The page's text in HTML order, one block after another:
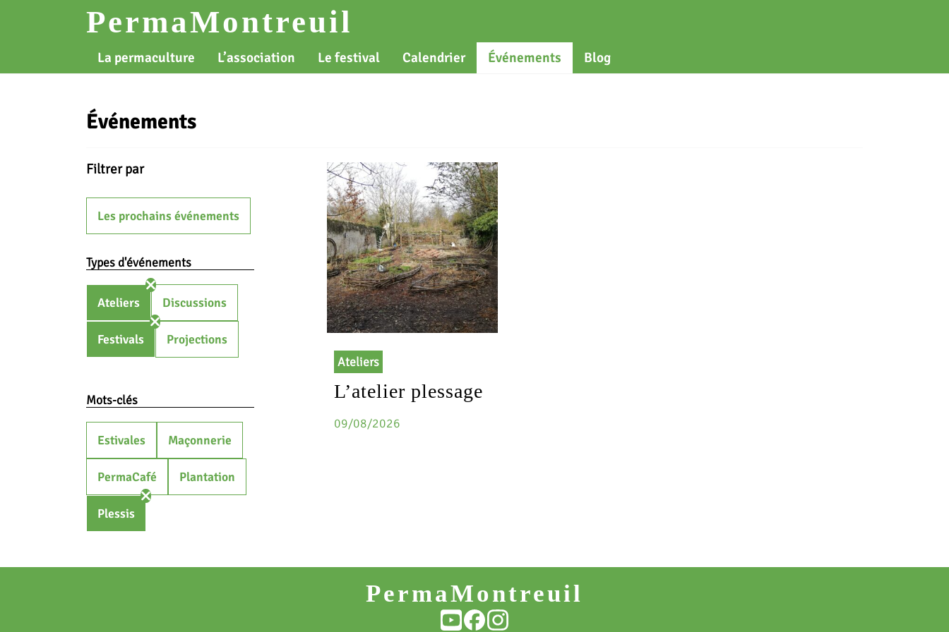
PermaMontreuil
La permaculture L’association Le festival Calendrier Événements Blog
Événements
Filtrer par
Les prochains événements
Types d'événements
Ateliers Discussions
Festivals Projections
Mots-clés
Estivales Maçonnerie
PermaCafé Plantation
Plessis
Ateliers
L’atelier plessage
09/08/2026
PermaMontreuil